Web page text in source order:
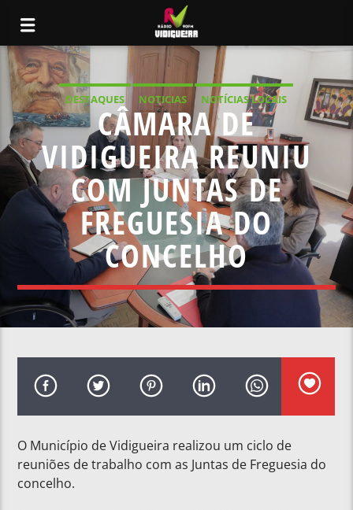
DESTAQUES NOTICIAS
NOTÍCIAS LOCAIS
NOTÍCIAS NACIONAIS
CÂMARA DE
VIDIGUEIRA REUNIU
COM JUNTAS DE
FREGUESIA DO
CONCELHO
O Município de Vidigueira realizou um ciclo de
reuniões de trabalho com as Juntas de Freguesia do
concelho.